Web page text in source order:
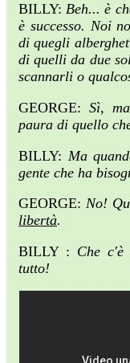
BILLY:Beh... è
è successo. Noi
di quegli
di quelli da due
scannarli o
GEORGE: Sì,
paura di quello
BILLY: Ma
gente che ha
GEORGE:No!
libertà.
BILLY : Che
tutto!